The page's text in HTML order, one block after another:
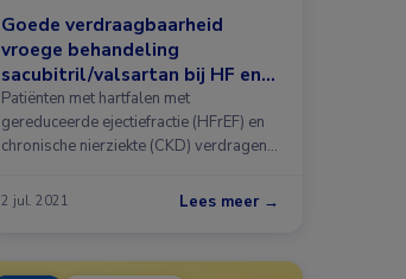
Goede verdraagbaarheid
vroege behandeling
sacubitril/valsartan bij HF en
CKD
Patiënten met hartfalen met
gereduceerde ejectiefractie (HFrEF) en
chronische nierziekte (CKD) verdragen
2 jul. 2021 Lees meer →